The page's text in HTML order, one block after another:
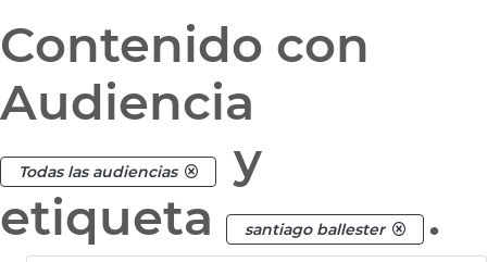
Contenido con
Audiencia
Todas las audiencias
y
etiqueta
santiago ballester .